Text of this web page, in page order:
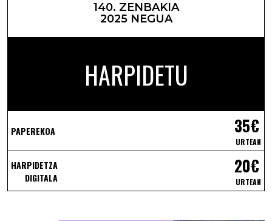
140. ZENBAKIA
2025 NEGUA
HARPIDETU
PAPEREKOA 35€
URTEAN
HARPIDETZA
DIGITALA
20€
URTEAN